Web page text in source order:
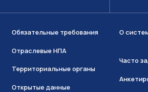
Обязательные требования
Отраслевые НПА
Территориальные органы
Открытые данные
О
Часто